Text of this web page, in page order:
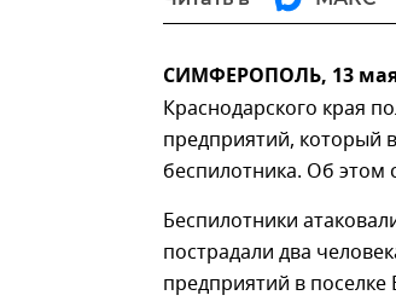
СИМФЕРОПОЛЬ, 13
Краснодарского края
предприятий, который
беспилотника. Об
Беспилотники
пострадали два
предприятий в